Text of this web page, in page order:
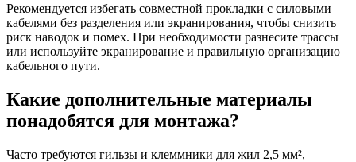
Рекомендуется избегать совместной прокладки с силовыми
кабелями без разделения или экранирования, чтобы снизить
риск наводок и помех. При необходимости разнесите трассы
или используйте экранирование и правильную организацию
кабельного пути.
Какие дополнительные материалы
понадобятся для монтажа?
Часто требуются гильзы и клеммники для жил 2,5 мм²,